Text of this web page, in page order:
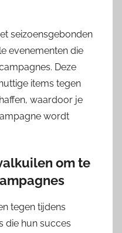
seizoensgebonden
evenementen die
Deze
items tegen
waardoor je
wordt
om te
tegen tijdens
die hun succes